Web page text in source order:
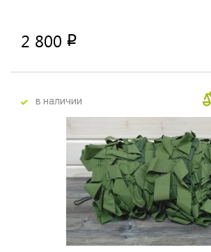
2 800 p
в наличии